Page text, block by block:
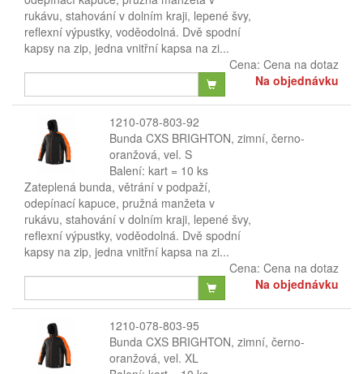
rukávu, stahování v dolním kraji, lepené švy,
reflexní výpustky, voděodolná. Dvě spodní
kapsy na zip, jedna vnitřní kapsa na zi...
Cena: Cena na dotaz
Na objednávku
1210-078-803-92
Bunda CXS BRIGHTON, zimní, černo-
oranžová, vel. S
Balení: kart = 10 ks
Zateplená bunda, větrání v podpaží,
odepínací kapuce, pružná manžeta v
rukávu, stahování v dolním kraji, lepené švy,
reflexní výpustky, voděodolná. Dvě spodní
kapsy na zip, jedna vnitřní kapsa na zi...
Cena: Cena na dotaz
Na objednávku
1210-078-803-95
Bunda CXS BRIGHTON, zimní, černo-
oranžová, vel. XL